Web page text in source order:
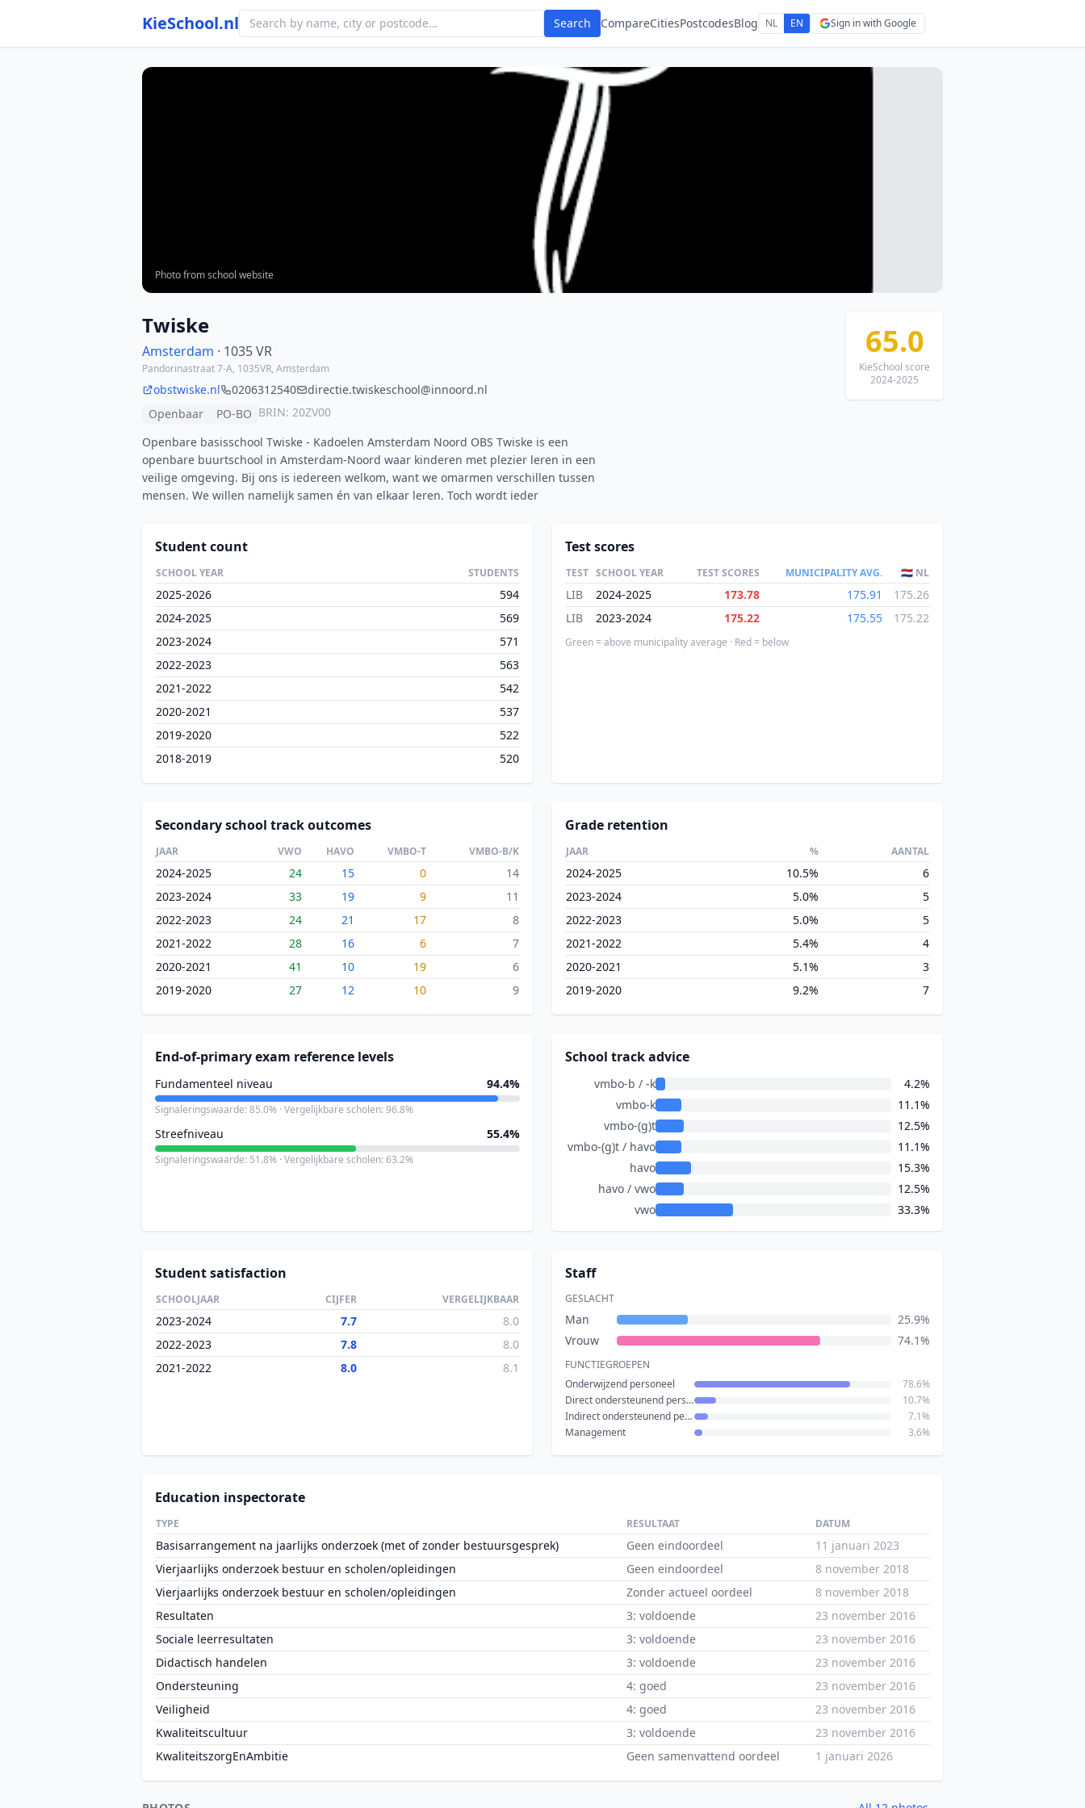
KieSchool.nl Search CompareCitiesPostcodesBlog NL EN Sign in with Google
Photo from school website
Twiske
Amsterdam · 1035 VR
Pandorinastraat 7-A, 1035VR, Amsterdam
obstwiske.nl 0206312540
directie.twiskeschool@innoord.nl
Openbaar
PO-BO BRIN: 20ZV00
Openbare basisschool Twiske - Kadoelen Amsterdam Noord OBS Twiske is een
openbare buurtschool in Amsterdam-Noord waar kinderen met plezier leren in een
veilige omgeving. Bij ons is iedereen welkom, want we omarmen verschillen tussen
mensen. We willen namelijk samen én van elkaar leren. Toch wordt ieder
65.0
KieSchool score
2024-2025
Student count
SCHOOL YEAR STUDENTS
2025-2026
594
2024-2025
569
2023-2024
571
2022-2023
563
2021-2022
542
2020-2021
537
2019-2020
522
2018-2019
520
Test scores
TEST SCHOOL YEAR TEST SCORES MUNICIPALITY AVG. 🇳🇱 NL
LIB 2024-2025 173.78 175.91
175.26
LIB
2023-2024 175.22 175.55 175.22
Green = above municipality average · Red = below
Secondary school track outcomes
JAAR VWO HAVO VMBO-T VMBO-B/K
2024-2025 24 15 0
14
2023-2024
33 19 9
11
2022-2023
24 21 17
8
2021-2022
28 16 6
7
2020-2021
41 10 19
6
2019-2020
27 12 10 9
Grade retention
JAAR % AANTAL
2024-2025 10.5%
6
2023-2024
5.0%
5
2022-2023
5.0%
5
2021-2022
5.4%
4
2020-2021
5.1%
3
2019-2020
9.2% 7
End-of-primary exam reference levels
Fundamenteel niveau 94.4%
Signaleringswaarde: 85.0% · Vergelijkbare scholen: 96.8%
Streefniveau 55.4%
Signaleringswaarde: 51.8% · Vergelijkbare scholen: 63.2%
School track advice
vmbo-b / -k
4.2%
vmbo-k
11.1%
vmbo-(g)t
12.5%
vmbo-(g)t / havo
11.1%
havo
15.3%
havo / vwo
12.5%
vwo
33.3%
Student satisfaction
SCHOOLJAAR CIJFER VERGELIJKBAAR
2023-2024 7.7
8.0
2022-2023
7.8
8.0
2021-2022
8.0 8.1
Staff
GESLACHT
Man
25.9%
Vrouw
74.1%
FUNCTIEGROEPEN
Onderwijzend personeel
78.6%
Direct ondersteunend personeel
10.7%
Indirect ondersteunend personeel
7.1%
Management
3.6%
Education inspectorate
TYPE RESULTAAT DATUM
Basisarrangement na jaarlijks onderzoek (met of zonder bestuursgesprek) Geen eindoordeel
11 januari 2023
Vierjaarlijks onderzoek bestuur en scholen/opleidingen
Geen eindoordeel
8 november 2018
Vierjaarlijks onderzoek bestuur en scholen/opleidingen
Zonder actueel oordeel
8 november 2018
Resultaten
3: voldoende
23 november 2016
Sociale leerresultaten
3: voldoende
23 november 2016
Didactisch handelen
3: voldoende
23 november 2016
Ondersteuning
4: goed
23 november 2016
Veiligheid
4: goed
23 november 2016
Kwaliteitscultuur
3: voldoende
23 november 2016
KwaliteitszorgEnAmbitie
Geen samenvattend oordeel 1 januari 2026